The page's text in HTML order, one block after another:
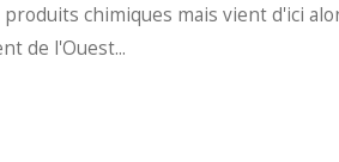
chimiques mais vient d'ici
de l'Ouest...